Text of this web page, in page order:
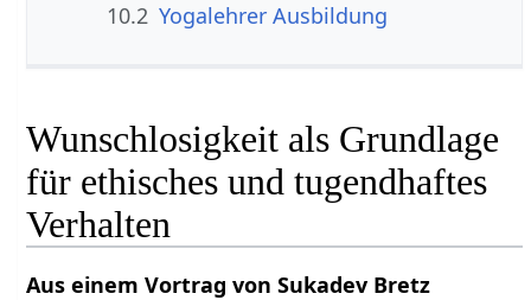
10.2 Yogalehrer Ausbildung
Wunschlosigkeit als Grundlage
für ethisches und tugendhaftes
Verhalten
Aus einem Vortrag von Sukadev Bretz